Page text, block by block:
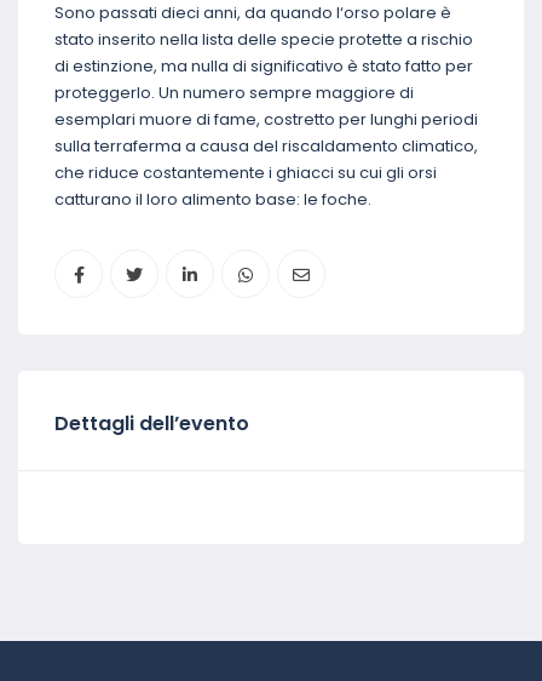
Sono passati dieci anni, da quando l‘orso polare è
stato inserito nella lista delle specie protette a rischio
di estinzione, ma nulla di significativo è stato fatto per
proteggerlo. Un numero sempre maggiore di
esemplari muore di fame, costretto per lunghi periodi
sulla terraferma a causa del riscaldamento climatico,
che riduce costantemente i ghiacci su cui gli orsi
catturano il loro alimento base: le foche.
Dettagli dell’evento